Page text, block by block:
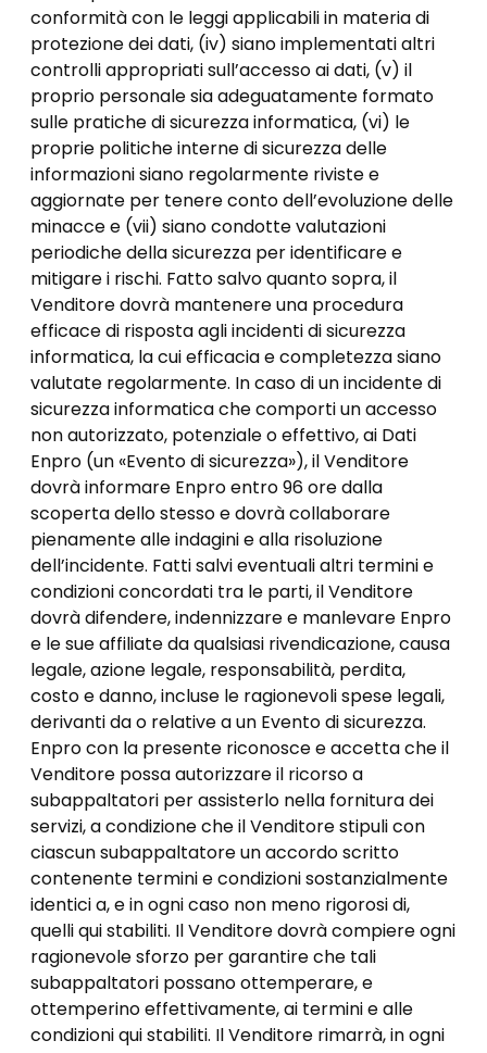
conformità con le leggi applicabili in materia di
protezione dei dati, (iv) siano implementati altri
controlli appropriati sull’accesso ai dati, (v) il
proprio personale sia adeguatamente formato
sulle pratiche di sicurezza informatica, (vi) le
proprie politiche interne di sicurezza delle
informazioni siano regolarmente riviste e
aggiornate per tenere conto dell’evoluzione delle
minacce e (vii) siano condotte valutazioni
periodiche della sicurezza per identificare e
mitigare i rischi. Fatto salvo quanto sopra, il
Venditore dovrà mantenere una procedura
efficace di risposta agli incidenti di sicurezza
informatica, la cui efficacia e completezza siano
valutate regolarmente. In caso di un incidente di
sicurezza informatica che comporti un accesso
non autorizzato, potenziale o effettivo, ai Dati
Enpro (un «Evento di sicurezza»), il Venditore
dovrà informare Enpro entro 96 ore dalla
scoperta dello stesso e dovrà collaborare
pienamente alle indagini e alla risoluzione
dell’incidente. Fatti salvi eventuali altri termini e
condizioni concordati tra le parti, il Venditore
dovrà difendere, indennizzare e manlevare Enpro
e le sue affiliate da qualsiasi rivendicazione, causa
legale, azione legale, responsabilità, perdita,
costo e danno, incluse le ragionevoli spese legali,
derivanti da o relative a un Evento di sicurezza.
Enpro con la presente riconosce e accetta che il
Venditore possa autorizzare il ricorso a
subappaltatori per assisterlo nella fornitura dei
servizi, a condizione che il Venditore stipuli con
ciascun subappaltatore un accordo scritto
contenente termini e condizioni sostanzialmente
identici a, e in ogni caso non meno rigorosi di,
quelli qui stabiliti. Il Venditore dovrà compiere ogni
ragionevole sforzo per garantire che tali
subappaltatori possano ottemperare, e
ottemperino effettivamente, ai termini e alle
condizioni qui stabiliti. Il Venditore rimarrà, in ogni